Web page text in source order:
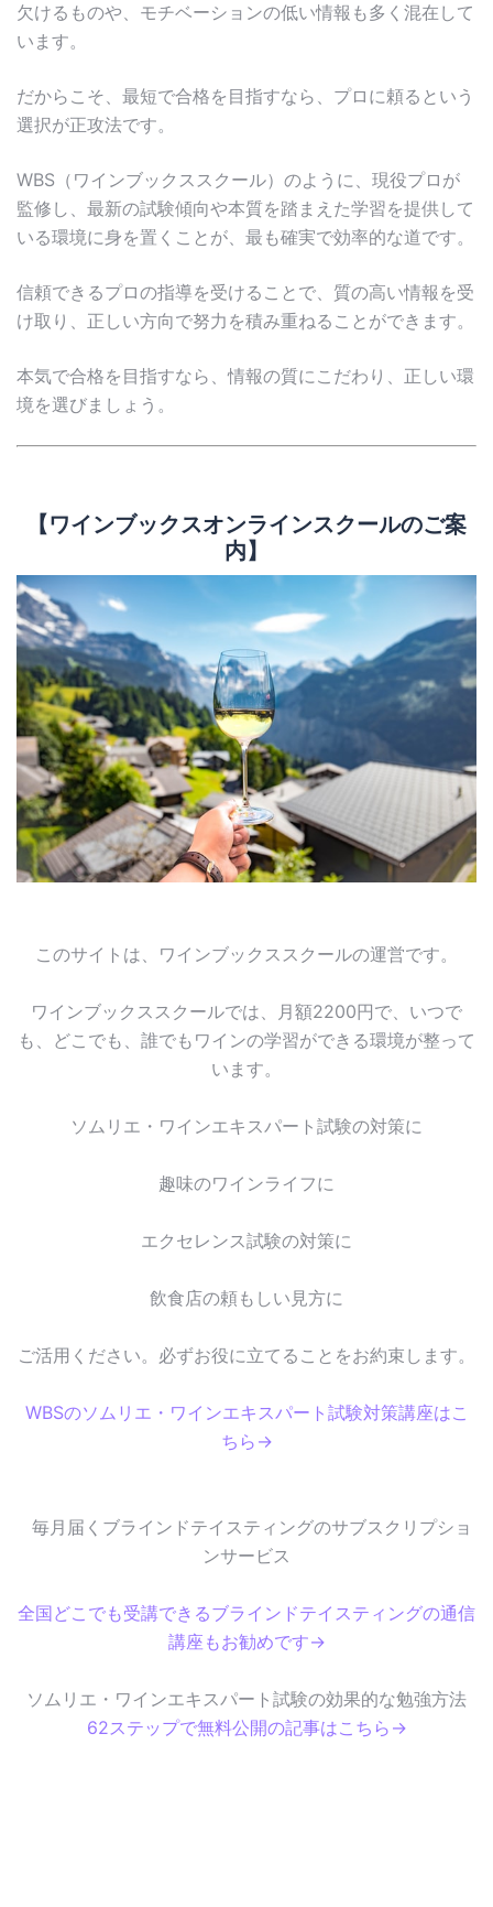
欠けるものや、モチベーションの低い情報も多く混在して
います。
だからこそ、最短で合格を目指すなら、プロに頼るという
選択が正攻法です。
WBS（ワインブックススクール）のように、現役プロが
監修し、最新の試験傾向や本質を踏まえた学習を提供して
いる環境に身を置くことが、最も確実で効率的な道です。
信頼できるプロの指導を受けることで、質の高い情報を受
け取り、正しい方向で努力を積み重ねることができます。
本気で合格を目指すなら、情報の質にこだわり、正しい環
境を選びましょう。
【ワインブックスオンラインスクールのご案
内】
このサイトは、ワインブックススクールの運営です。
ワインブックススクールでは、月額2200円で、いつで
も、どこでも、誰でもワインの学習ができる環境が整って
います。
ソムリエ・ワインエキスパート試験の対策に
趣味のワインライフに
エクセレンス試験の対策に
飲食店の頼もしい見方に
ご活用ください。必ずお役に立てることをお約束します。
WBSのソムリエ・ワインエキスパート試験対策講座はこ
ちら→
毎月届くブラインドテイスティングのサブスクリプショ
ンサービス
全国どこでも受講できるブラインドテイスティングの通信
講座もお勧めです→
ソムリエ・ワインエキスパート試験の効果的な勉強方法
62ステップで無料公開の記事はこちら→